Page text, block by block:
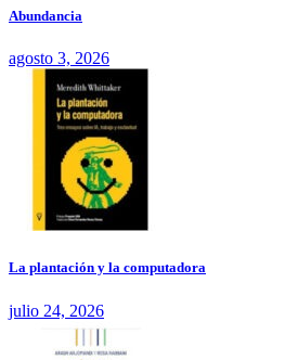
Abundancia
agosto 3, 2026
La plantación y la computadora
julio 24, 2026